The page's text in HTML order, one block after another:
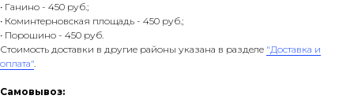
• Ганино - 450 руб.;
• Коминтерновская площадь - 450 руб.;
• Порошино - 450 руб.
Стоимость доставки в другие районы указана в разделе "Доставка и
оплата".
Самовывоз: